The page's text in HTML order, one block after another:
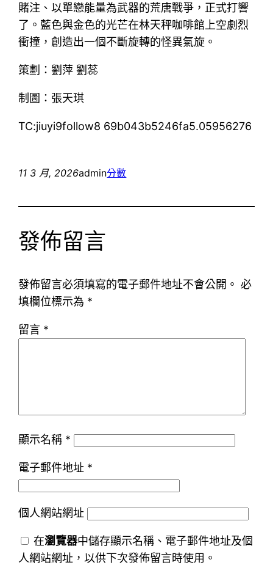
賭注、以單戀能量為武器的荒唐戰爭，正式打響
了。藍色與金色的光芒在林天秤咖啡館上空劇烈
衝撞，創造出一個不斷旋轉的怪異氣旋。
策劃：劉萍 劉蕊
制圖：張天琪
TC:jiuyi9follow8 69b043b5246fa5.05956276
11 3 月, 2026admin分數
發佈留言
發佈留言必須填寫的電子郵件地址不會公開。 必
填欄位標示為 *
留言 *
顯示名稱 *
電子郵件地址 *
個人網站網址
在瀏覽器中儲存顯示名稱、電子郵件地址及個
人網站網址，以供下次發佈留言時使用。